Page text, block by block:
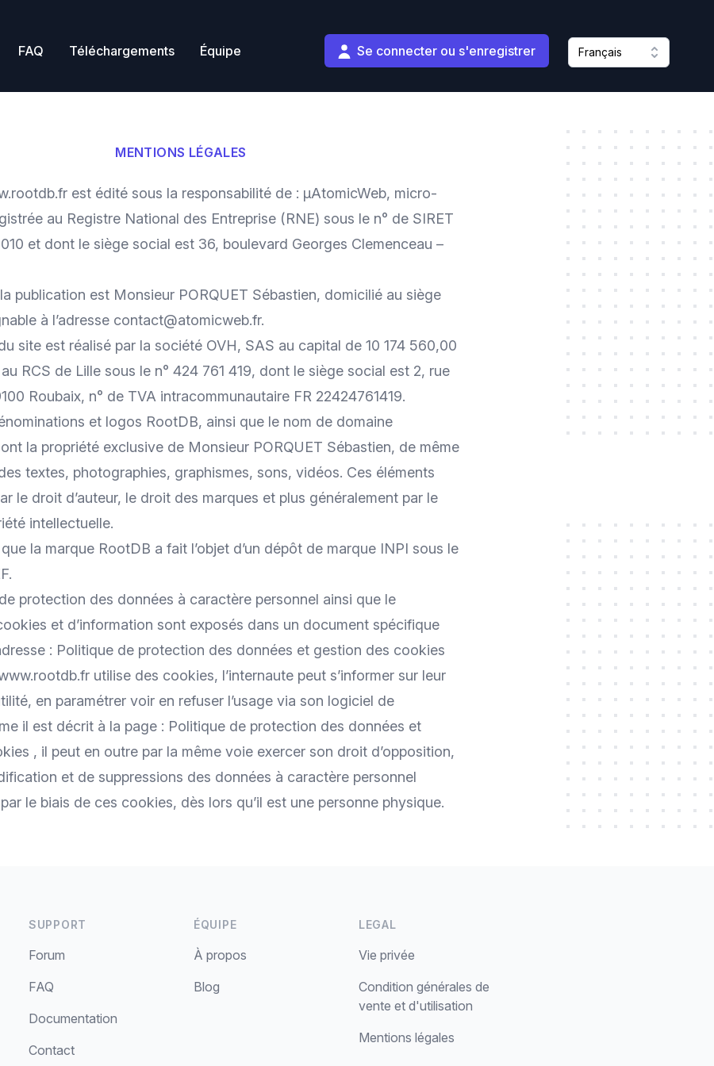
FAQ Téléchargements Équipe Se connecter ou s'enregistrer Français
MENTIONS LÉGALES
est édité sous la responsabilité de : µAtomicWeb, micro-
au Registre National des Entreprise (RNE) sous le n° de SIRET
et dont le siège social est 36, boulevard Georges Clemenceau –
publication est Monsieur PORQUET Sébastien, domicilié au siège
à l’adresse contact@atomicweb.fr.
site est réalisé par la société OVH, SAS au capital de 10 174 560,00
RCS de Lille sous le n° 424 761 419, dont le siège social est 2, rue
Roubaix, n° de TVA intracommunautaire FR 22424761419.
et logos RootDB, ainsi que le nom de domaine
la propriété exclusive de Monsieur PORQUET Sébastien, de même
textes, photographies, graphismes, sons, vidéos. Ces éléments
le droit d’auteur, le droit des marques et plus généralement par le
intellectuelle.
la marque RootDB a fait l’objet d’un dépôt de marque INPI sous le
protection des données à caractère personnel ainsi que le
et d’information sont exposés dans un document spécifique
: Politique de protection des données et gestion des cookies
utilise des cookies, l’internaute peut s’informer sur leur
en paramétrer voir en refuser l’usage via son logiciel de
il est décrit à la page : Politique de protection des données et
, il peut en outre par la même voie exercer son droit d’opposition,
et de suppressions des données à caractère personnel
le biais de ces cookies, dès lors qu’il est une personne physique.
SUPPORT
Forum
FAQ
Documentation
Contact
ÉQUIPE
À propos
Blog
LEGAL
Vie privée
Condition générales de
vente et d'utilisation
Mentions légales